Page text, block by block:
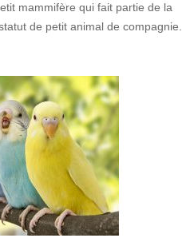
mammifère qui fait partie de la
de petit animal de compagnie.